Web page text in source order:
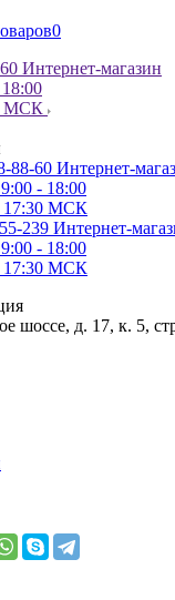
0
Интернет-магазин
МСК
88-60 Интернет-
- 18:00
17:30 МСК
239 Интернет-
- 18:00
17:30 МСК
шоссе, д. 17, к. 5,